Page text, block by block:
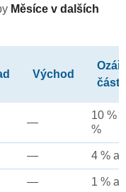
Měsíce v dalších
Východ
část
—
10 %
%
— 4 %
— 1 %